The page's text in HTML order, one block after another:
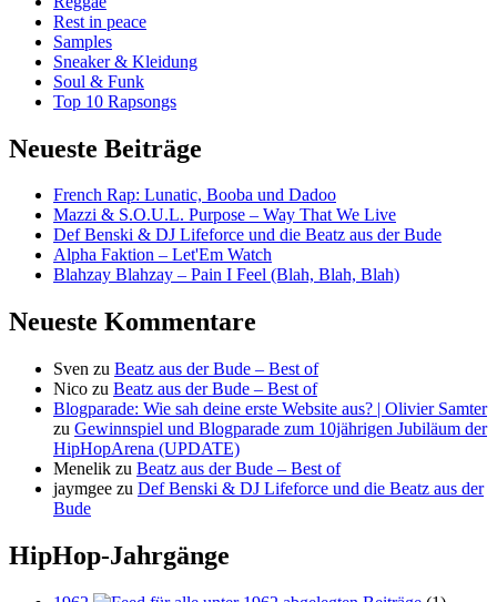
Rest in peace
Samples
Sneaker & Kleidung
Soul & Funk
Top 10 Rapsongs
Neueste Beiträge
French Rap: Lunatic, Booba und Dadoo
Mazzi & S.O.U.L. Purpose – Way That We Live
Def Benski & DJ Lifeforce und die Beatz aus der Bude
Alpha Faktion – Let'Em Watch
Blahzay Blahzay – Pain I Feel (Blah, Blah, Blah)
Neueste Kommentare
Sven zu Beatz aus der Bude – Best of
Nico zu Beatz aus der Bude – Best of
Blogparade: Wie sah deine erste Website aus? | Olivier Samter
zu Gewinnspiel und Blogparade zum 10jährigen Jubiläum der
HipHopArena (UPDATE)
Menelik zu Beatz aus der Bude – Best of
jaymgee zu Def Benski & DJ Lifeforce und die Beatz aus der
Bude
HipHop-Jahrgänge